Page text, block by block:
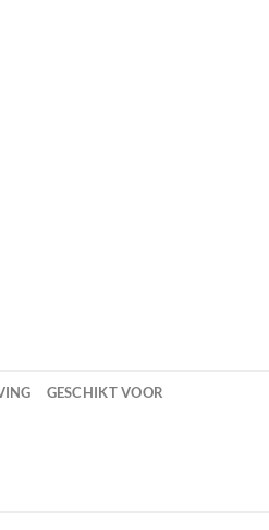
GESCHIKT VOOR